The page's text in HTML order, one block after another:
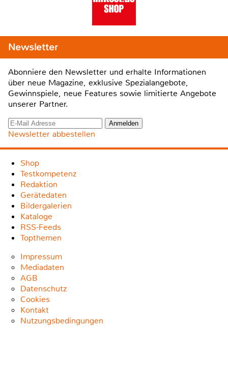
Newsletter
Abonniere den Newsletter und erhalte Informationen
über neue Magazine, exklusive Spezialangebote,
Gewinnspiele, neue Features sowie limitierte Angebote
unserer Partner.
Newsletter abbestellen
Shop
Testkompetenz
Redaktion
Gerätedaten
Bildergalerien
Kataloge
RSS-Feeds
Topthemen
Impressum
Mediadaten
AGB
Datenschutz
Cookies
Kontakt
Nutzungsbedingungen